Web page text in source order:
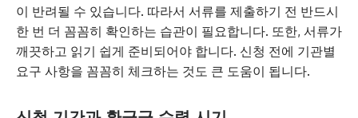
이 반려될 수 있습니다. 따라서 서류를 제출하기 전 반드시
한 번 더 꼼꼼히 확인하는 습관이 필요합니다. 또한, 서류가
깨끗하고 읽기 쉽게 준비되어야 합니다. 신청 전에 기관별
요구 사항을 꼼꼼히 체크하는 것도 큰 도움이 됩니다.